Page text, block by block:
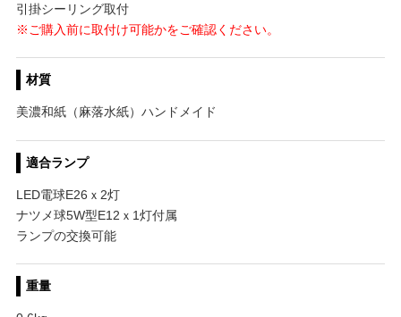
引掛シーリング取付
※ご購入前に取付け可能かをご確認ください。
材質
美濃和紙（麻落水紙）ハンドメイド
適合ランプ
LED電球E26ｘ2灯
ナツメ球5W型E12ｘ1灯付属
ランプの交換可能
重量